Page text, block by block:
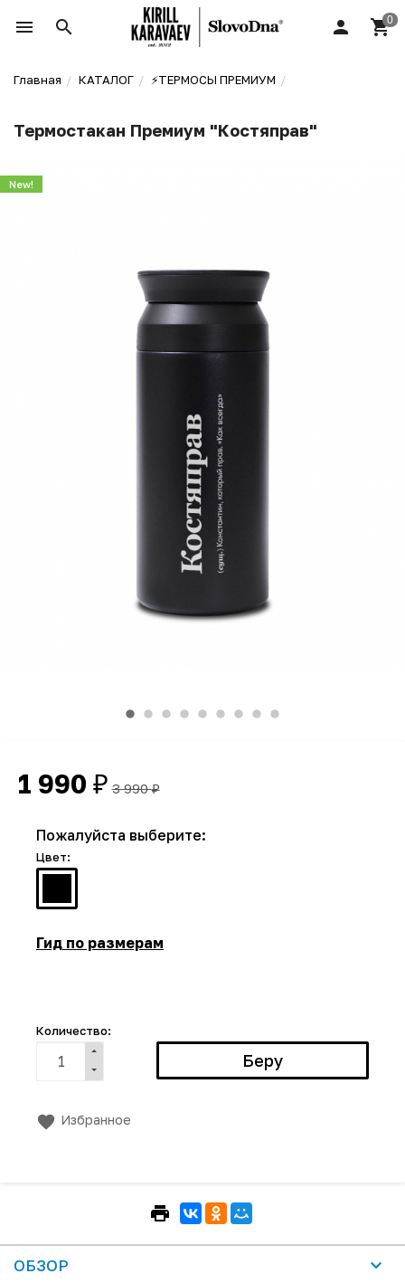
Главная КАТАЛОГ ⚡️ТЕРМОСЫ ПРЕМИУМ
Термостакан Премиум "Костяправ"
New!
1 990 ₽ 3 990₽
Пожалуйста выберите:
Цвет:
Гид по размерам
Количество:
Избранное
ОБЗОР